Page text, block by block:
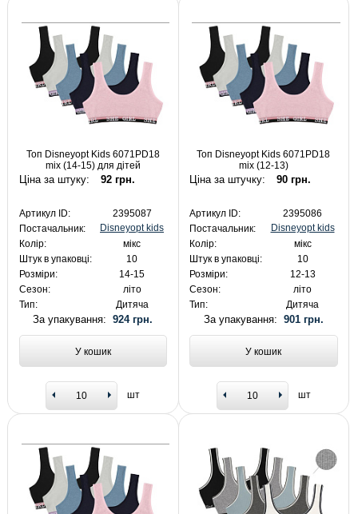
Топ Disneyopt Kids 6071PD18
mix (14-15) для дітей
Ціна за штуку: 92 грн.
Артикул ID:
2395087
Постачальник:
Disneyopt kids
Колір:
мікс
Штук в упаковці:
10
Розміри:
14-15
Сезон:
літо
Тип:
Дитяча
За упакування:924 грн.
У кошик
шт
Топ Disneyopt Kids 6071PD18
mix (12-13)
Ціна за штучку: 90 грн.
Артикул ID:
2395086
Постачальник:
Disneyopt kids
Колір:
мікс
Штук в упаковці:
10
Розміри:
12-13
Сезон:
літо
Тип:
Дитяча
За упакування: 901 грн.
У кошик
шт